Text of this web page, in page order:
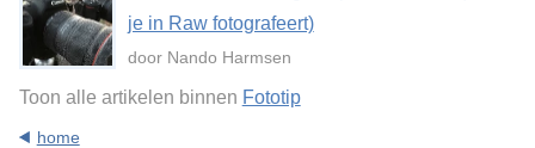
je in Raw fotografeert)
door Nando Harmsen
Toon alle artikelen binnen Fototip
home